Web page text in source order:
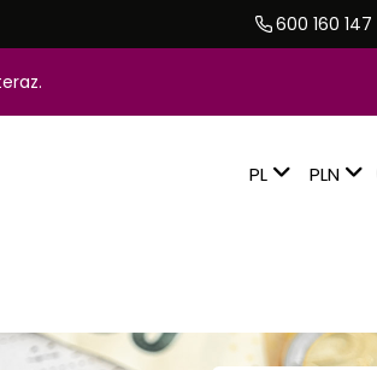
600 160 147
PL